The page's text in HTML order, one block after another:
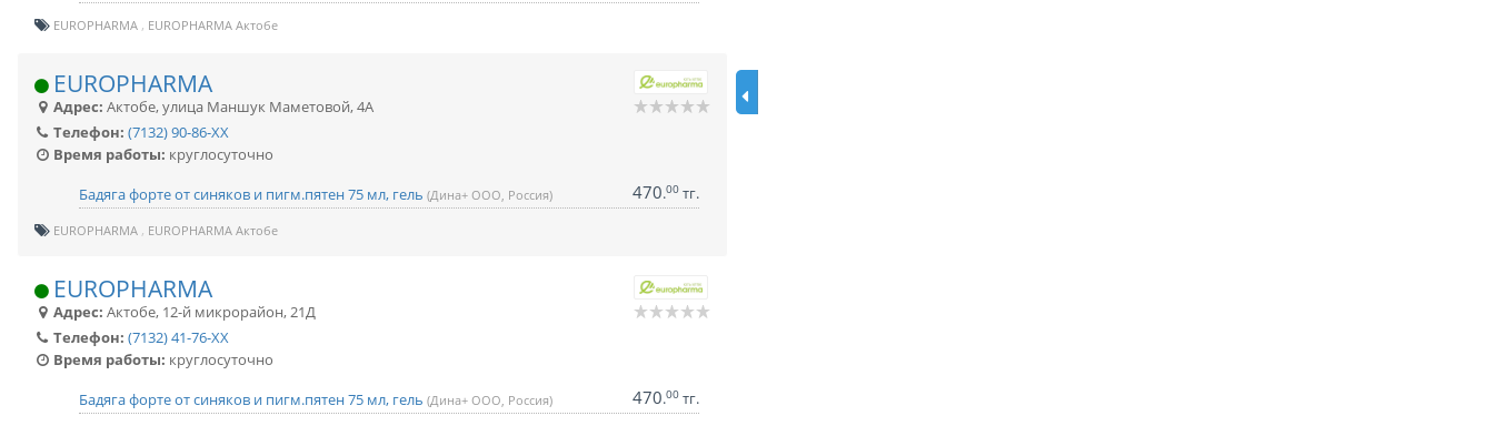
EUROPHARMA EUROPHARMA Актобе
EUROPHARMA
Адрес: Актобе,улица Маншук Маметовой, 4А
Телефон: (7132) 90-86-XX
Время работы: круглосуточно
Бадяга форте от синяков и пигм.пятен 75 мл, гель (Дина+ ООО, Россия) 470.00тг.
EUROPHARMA EUROPHARMA Актобе
EUROPHARMA
Адрес: Актобе, 12-й микрорайон, 21Д
Телефон: (7132) 41-76-XX
Время работы: круглосуточно
Бадяга форте от синяков и пигм.пятен 75 мл, гель (Дина+ ООО, Россия) 470.00тг.